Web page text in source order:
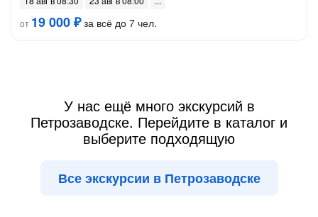
от 19 000 ₽за всё до 7 чел.
У нас ещё много экскурсий в
Петрозаводске. Перейдите в каталог и
выберите подходящую
Все экскурсии в Петрозаводске